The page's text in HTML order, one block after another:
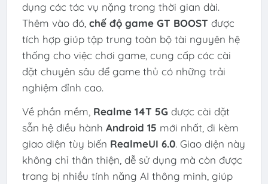
dụng các tác vụ nặng trong thời gian dài.
Thêm vào đó, chế độ game GT BOOST được
tích hợp giúp tập trung toàn bộ tài nguyên hệ
thống cho việc chơi game, cung cấp các cài
đặt chuyên sâu để game thủ có những trải
nghiệm đỉnh cao.
Về phần mềm, Realme 14T 5G được cài đặt
sẵn hệ điều hành Android 15 mới nhất, đi kèm
giao diện tùy biến RealmeUI 6.0. Giao diện này
không chỉ thân thiện, dễ sử dụng mà còn được
trang bị nhiều tính năng AI thông minh, giúp